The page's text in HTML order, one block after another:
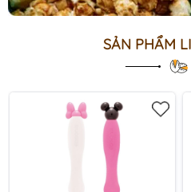
SẢN PHẨM